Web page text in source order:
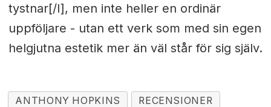
tystnar[/I], men inte heller en ordinär
uppföljare - utan ett verk som med sin egen
helgjutna estetik mer än väl står för sig själv.
ANTHONY HOPKINS
RECENSIONER